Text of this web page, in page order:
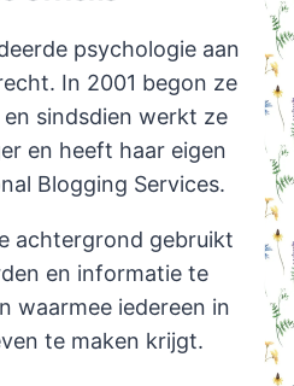
psychologie aan
In 2001 begon ze
sindsdien werkt ze
en heeft haar eigen
Blogging Services.
achtergrond gebruikt
en informatie te
waarmee iedereen in
te maken krijgt.